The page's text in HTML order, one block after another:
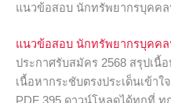
แนวข้อสอบ นักทรัพยากรบุคค
แนวข้อสอบ นักทรัพยากรบุคค
ประกาศรับสมัคร 2568 สรุปเนื้
เนื้อหากระชับตรงประเด็นเข้า
PDF 395 ดาวน์โหลดได้ทุกที่ ทุ